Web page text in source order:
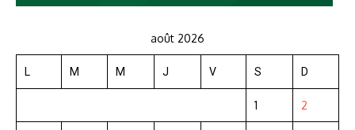
août 2026
L M M J V S D
1 2